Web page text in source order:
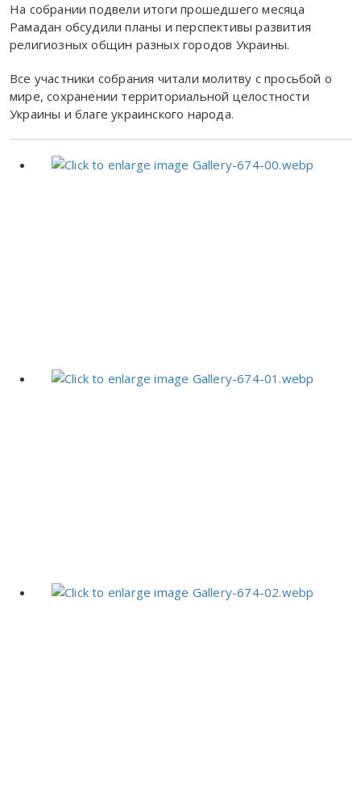
На собрании подвели итоги прошедшего месяца
Рамадан обсудили планы и перспективы развития
религиозных общин разных городов Украины.
Все участники собрания читали молитву с просьбой о
мире, сохранении территориальной целостности
Украины и благе украинского народа.